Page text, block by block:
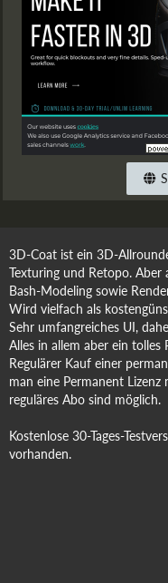
3D-Coat ist ein 3D-
Texturing und Retopo.
Bash-Modeling sowie
Wird vielfach als
Sehr umfangreiches UI,
Alles in allem aber ein tolles
Regulärer Kauf einer
man eine Permanent
reguläres Abo sind möglich.
Kostenlose 30-Tages-
vorhanden.